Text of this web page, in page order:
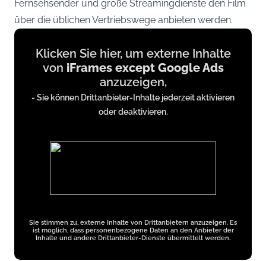
Fernsehsender und große Streamingdienste den Film
über die üblichen Vertriebswege anbieten werden.
Display
content
except
Klicken Sie hier, um externe Inhalte
von iFrames except Google Ads
anzuzeigen,
- Sie können Drittanbieter-Inhalte jederzeit aktivieren
oder deaktivieren.
Sie stimmen zu, externe Inhalte von Drittanbietern anzuzeigen. Es
ist möglich, dass personenbezogene Daten an den Anbieter der
Inhalte und andere Drittanbieter-Dienste übermittelt werden.